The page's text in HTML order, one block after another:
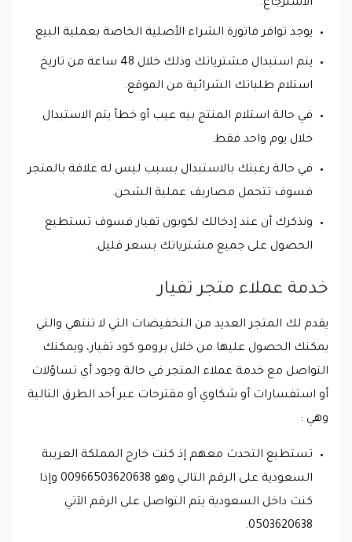
الاسترجاع.
يوجد توافر فاتورة الشراء الأصلية الخاصة بعملية البيع.
يتم استبدال مشترياتك وذلك خلال 48 ساعة من تاريخ
استلام طلباتك الشرائية من الموقع.
في حالة استلام المنتج بيه عيب أو خطأ يتم الاستبدال
خلال يوم واحد فقط.
في حالة رغبتك بالاستبدال بسبب ليس له علاقة بالمتجر
فسوف تتحمل مصاريف عملية الشحن.
ونذكرك أن عند إدخالك لكوبون تفيار فسوف تستطيع
الحصول على جميع مشترياتك بسعر قليل.
خدمة عملاء متجر تفيار
يقدم لك المتجر العديد من التخفيضات التي لا تنتهي والتي
يمكنك الحصول عليها من خلال برومو كود تفيار، ويمكنك
التواصل مع خدمة عملاء المتجر في حالة وجود أي تساؤلات
أو استفسارات أو شكاوي أو مقترحات عبر أحد الطرق التالية
وهي :
تستطيع التحدث معهم إذ كنت خارج المملكة العريبة
السعودية على الرقم التالي وهو 00966503620638 وإذا
كنت داخل السعودية يتم التواصل على الرقم الآتي
0503620638.